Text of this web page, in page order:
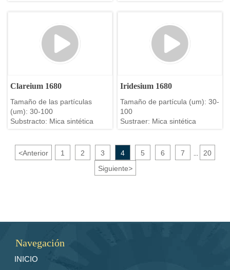
Clareium 1680
Tamaño de las partículas
(um): 30-100
Substracto: Mica sintética
Iridesium 1680
Tamaño de partícula (um): 30-
100
Sustraer: Mica sintética
<Anterior 1 2 3 4 5 6 7
20
Siguiente>
Navegación
INICIO